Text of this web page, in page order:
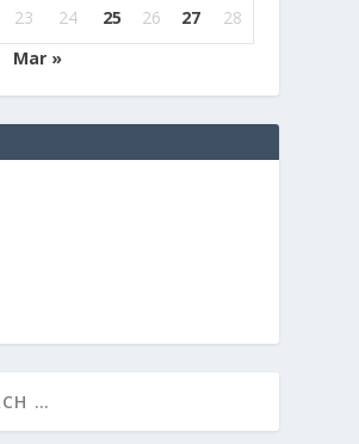
23 24 25 26 27
28
Mar »